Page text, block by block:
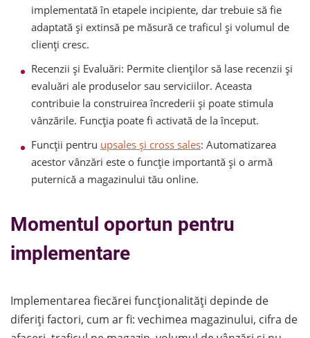
implementată în etapele incipiente, dar trebuie să fie
adaptată și extinsă pe măsură ce traficul și volumul de
clienți cresc.
Recenzii și Evaluări: Permite clienților să lase recenzii și
evaluări ale produselor sau serviciilor. Aceasta
contribuie la construirea încrederii și poate stimula
vânzările. Funcția poate fi activată de la început.
Funcții pentru upsales și cross sales: Automatizarea
acestor vânzări este o funcție importantă și o armă
puternică a magazinului tău online.
Momentul oportun pentru
implementare
Implementarea fiecărei funcționalități depinde de
diferiți factori, cum ar fi: vechimea magazinului, cifra de